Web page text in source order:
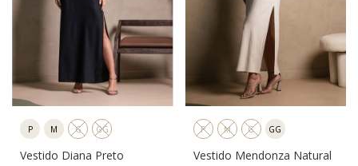
P M G GG
Vestido Diana Preto
P M G GG
Vestido Mendonza Natural